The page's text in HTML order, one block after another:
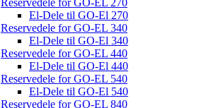
Reservedele for GO-EL 270
El-Dele til GO-El 270
Reservedele for GO-EL 340
El-Dele til GO-El 340
Reservedele for GO-EL 440
El-Dele til GO-El 440
Reservedele for GO-EL 540
El-Dele til GO-El 540
Reservedele for GO-EL 840